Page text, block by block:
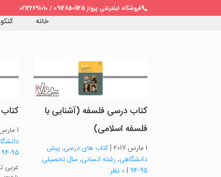
فروشگاه اینترنتی پرواز 09128501125 / 02122691010
خانه
کتاب درسی فلسفه (آشنایی با
فلسفه اسلامی)
1 مارس 2017 |کتاب های درسی,پیش
دانشگاهی, رشته انسانی, سال تحصیلی
95-94
| 0 نظر
1 مارس 2017
95-94